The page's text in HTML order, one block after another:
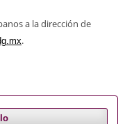
a la dirección de
.